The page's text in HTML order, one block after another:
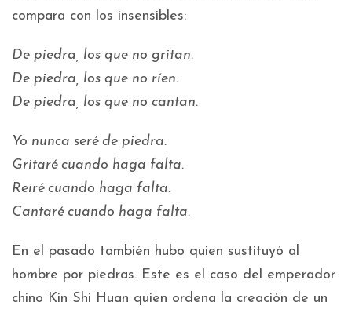
compara con los insensibles:
De piedra, los que no gritan.
De piedra, los que no ríen.
De piedra, los que no cantan.
Yo nunca seré de piedra.
Gritaré cuando haga falta.
Reiré cuando haga falta.
Cantaré cuando haga falta.
En el pasado también hubo quien sustituyó al
hombre por piedras. Este es el caso del emperador
chino Kin Shi Huan quien ordena la creación de un